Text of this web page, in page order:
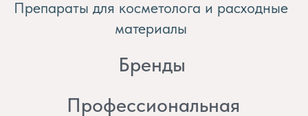
Препараты косметолога
Доставка